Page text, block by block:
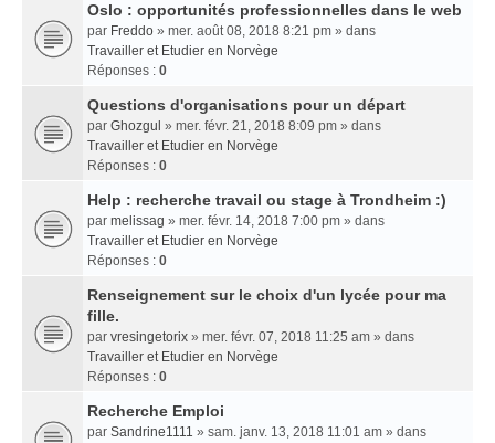
Oslo : opportunités professionnelles dans le web
par Freddo » mer. août 08, 2018 8:21 pm » dans
Travailler et Etudier en Norvège
Réponses : 0
Questions d'organisations pour un départ
par Ghozgul » mer. févr. 21, 2018 8:09 pm » dans
Travailler et Etudier en Norvège
Réponses : 0
Help : recherche travail ou stage à Trondheim :)
par melissag » mer. févr. 14, 2018 7:00 pm » dans
Travailler et Etudier en Norvège
Réponses : 0
Renseignement sur le choix d'un lycée pour ma
fille.
par vresingetorix » mer. févr. 07, 2018 11:25 am » dans
Travailler et Etudier en Norvège
Réponses : 0
Recherche Emploi
par Sandrine1111 » sam. janv. 13, 2018 11:01 am » dans